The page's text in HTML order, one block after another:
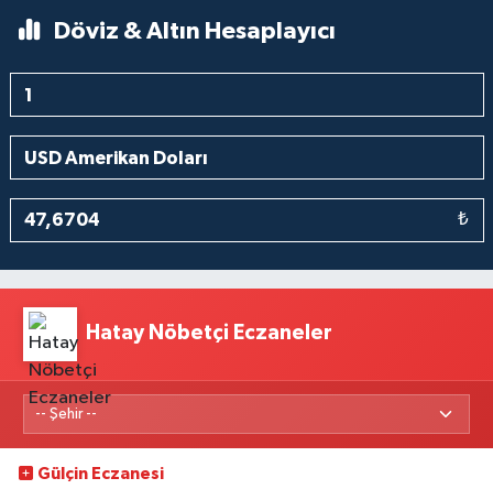
Döviz & Altın Hesaplayıcı
₺
Hatay Nöbetçi Eczaneler
Gülçin Eczanesi